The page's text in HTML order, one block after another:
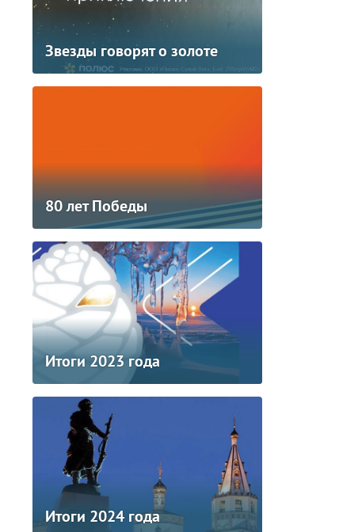
Звезды говорят о золоте
80 лет Победы
Итоги 2023 года
Итоги 2024 года